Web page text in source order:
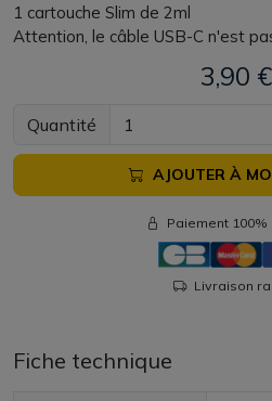
1 cartouche Slim de 2ml
Attention, le câble USB-C n'est
3,90 €
Quantité
AJOUTER À
Paiement 100%
Livraison
Fiche technique